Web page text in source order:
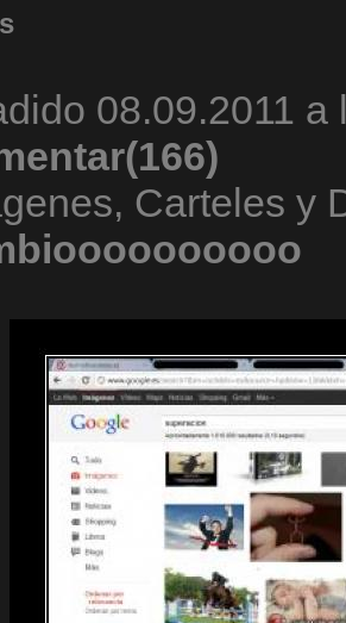
08.09.2011 a
Carteles y